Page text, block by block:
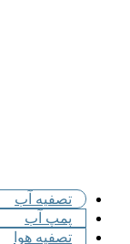
تصفیه آب
پمپ آب
تصفیه هوا